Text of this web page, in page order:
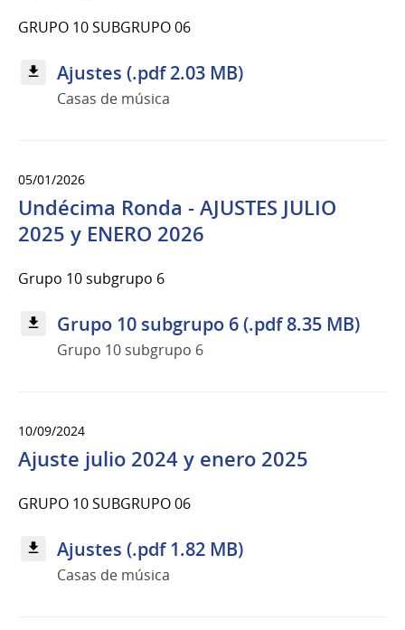
GRUPO 10 SUBGRUPO 06
Ajustes (.pdf 2.03 MB)
Casas de música
05/01/2026
Undécima Ronda - AJUSTES JULIO
2025 y ENERO 2026
Grupo 10 subgrupo 6
Grupo 10 subgrupo 6 (.pdf 8.35 MB)
Grupo 10 subgrupo 6
10/09/2024
Ajuste julio 2024 y enero 2025
GRUPO 10 SUBGRUPO 06
Ajustes (.pdf 1.82 MB)
Casas de música